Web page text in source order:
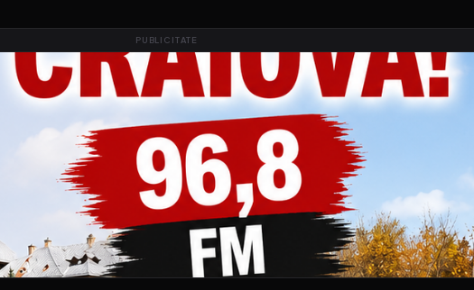
PUBLICITATE